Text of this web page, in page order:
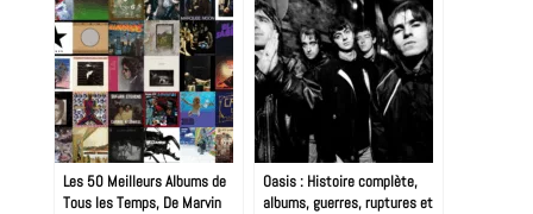
Les 50 Meilleurs Albums de
Tous les Temps, De Marvin
Oasis : Histoire complète,
albums, guerres, ruptures et